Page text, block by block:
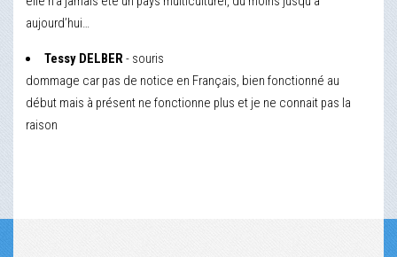
aujourd’hui…
Tessy DELBER- souris
dommage car pas de notice en Français, bien fonctionné au
début mais à présent ne fonctionne plus et je ne connait pas la
raison